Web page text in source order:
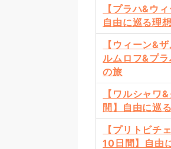
【プラハ&ウ
自由に巡る理
【ウィーン&
ルムロフ&プ
の旅
【ワルシャワ
間】自由に巡
【プリトビチ
10日間】自由